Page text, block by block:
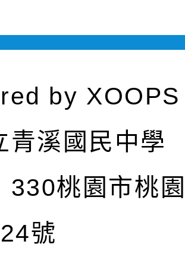
by XOOPS
青溪國民中學
330桃園市桃
號